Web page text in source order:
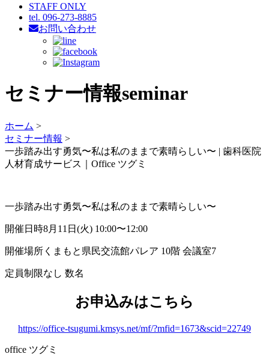
STAFF ONLY
tel. 096-273-8885
お問い合わせ
セミナー情報seminar
ホーム >
セミナー情報 >
一歩踏み出す勇気〜私は私のままで素晴らしい〜 | 歯科医院
人材育成サービス｜Office ツグミ
一歩踏み出す勇気〜私は私のままで素晴らしい〜
開催日時8月11日(火) 10:00〜12:00
開催場所 くまもと県民交流館パレア 10階 会議室7
定員制限なし 数名
お申込みはこちら
https://office-tsugumi.kmsys.net/mf/?mfid=1673&scid=22749
office ツグミ